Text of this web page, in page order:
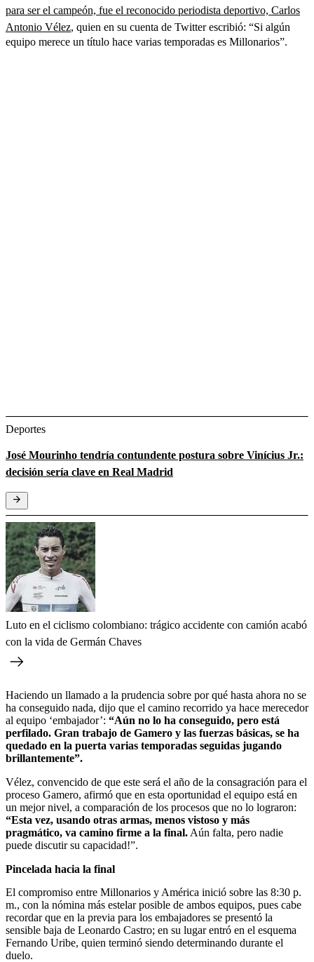
para ser el campeón, fue el reconocido periodista deportivo, Carlos
Antonio Vélez, quien en su cuenta de Twitter escribió: “Si algún
equipo merece un título hace varias temporadas es Millonarios”.
Deportes
José Mourinho tendría contundente postura sobre Vinícius Jr.:
decisión sería clave en Real Madrid
Luto en el ciclismo colombiano: trágico accidente con camión acabó
con la vida de Germán Chaves
Haciendo un llamado a la prudencia sobre por qué hasta ahora no se
ha conseguido nada, dijo que el camino recorrido ya hace merecedor
al equipo ‘embajador’: “Aún no lo ha conseguido, pero está
perfilado. Gran trabajo de Gamero y las fuerzas básicas, se ha
quedado en la puerta varias temporadas seguidas jugando
brillantemente”.
Vélez, convencido de que este será el año de la consagración para el
proceso Gamero, afirmó que en esta oportunidad el equipo está en
un mejor nivel, a comparación de los procesos que no lo lograron:
“Esta vez, usando otras armas, menos vistoso y más
pragmático, va camino firme a la final. Aún falta, pero nadie
puede discutir su capacidad!”.
Pincelada hacia la final
El compromiso entre Millonarios y América inició sobre las 8:30 p.
m., con la nómina más estelar posible de ambos equipos, pues cabe
recordar que en la previa para los embajadores se presentó la
sensible baja de Leonardo Castro; en su lugar entró en el esquema
Fernando Uribe, quien terminó siendo determinando durante el
duelo.